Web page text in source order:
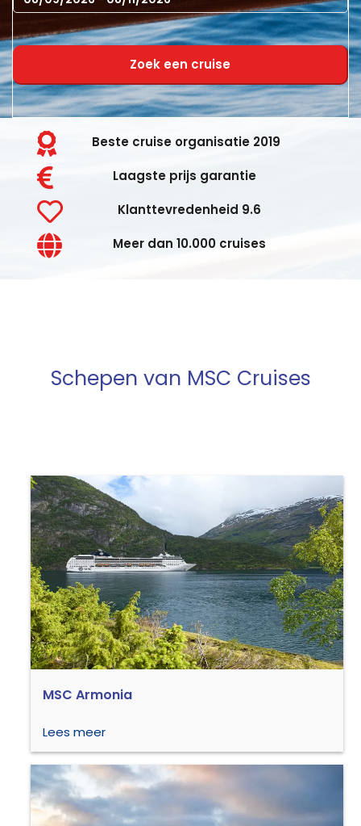
Zoek een cruise
Beste cruise organisatie 2019
Laagste prijs garantie
Klanttevredenheid 9.6
Meer dan 10.000 cruises
Schepen van MSC Cruises
MSC Armonia
Lees meer